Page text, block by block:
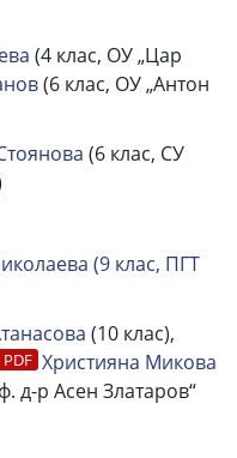
(4 клас, ОУ „Цар
(6 клас, ОУ „Антон
(6 клас, СУ
(9 клас, ПГТ
(10 клас),
Християна Микова
д-р Асен Златаров“